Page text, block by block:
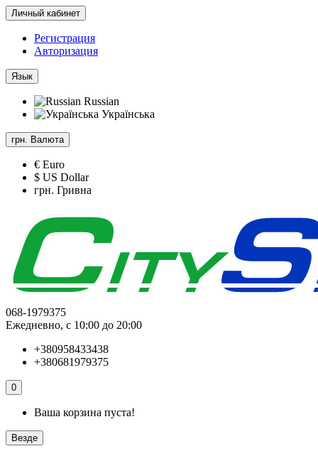
Личный кабинет
Регистрация
Авторизация
Язык
Russian
Українська
грн. Валюта
€ Euro
$ US Dollar
грн. Гривна
068-1979375
Ежедневно, с 10:00 до 20:00
+380958433438
+380681979375
0
Ваша корзина пуста!
Везде